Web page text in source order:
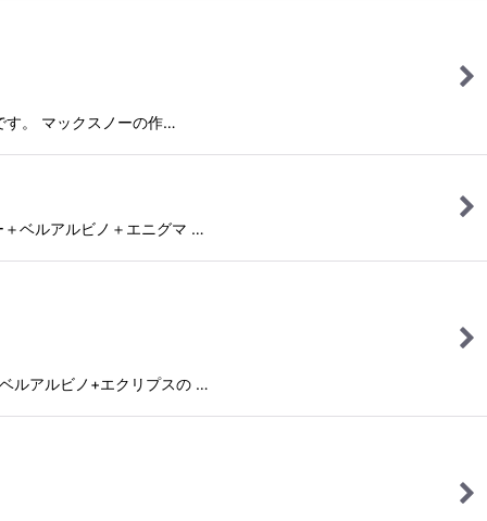
。 マックスノーの作…
ベルアルビノ＋エニグマ …
ルアルビノ+エクリプスの …